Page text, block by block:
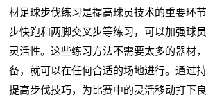
材足球步伐练习是提高球员技术的重要环
步快跑和两脚交叉步等练习，可以加强球
灵活性。这些练习方法不需要太多的器材
备，就可以在任何合适的场地进行。通过
提高步伐技巧，为比赛中的灵活移动打下良